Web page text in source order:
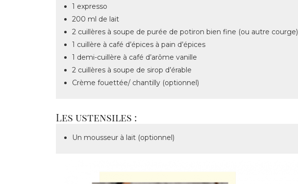
1 expresso
200 ml de lait
2 cuillères à soupe de purée de potiron bien fine (ou autre courge)
1 cuillère à café d’épices à pain d’épices
1 demi-cuillère à café d’arôme vanille
2 cuillères à soupe de sirop d’érable
Crème fouettée/ chantilly (optionnel)
Les ustensiles :
Un mousseur à lait (optionnel)